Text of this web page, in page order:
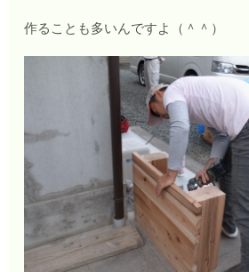
作ることも多いんですよ（＾＾）